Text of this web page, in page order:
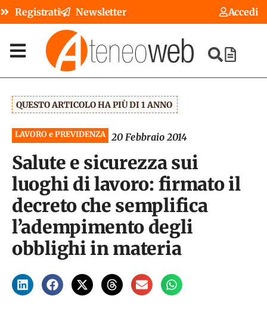
Registrati Newsletter Accedi
QUESTO ARTICOLO HA PIÙ DI 1 ANNO
LAVORO e PREVIDENZA 20 Febbraio 2014
Salute e sicurezza sui
luoghi di lavoro: firmato il
decreto che semplifica
l’adempimento degli
obblighi in materia